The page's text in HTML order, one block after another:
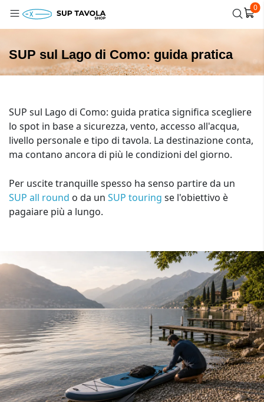
0
SUP sul Lago di Como: guida pratica
SUP sul Lago di Como: guida pratica significa scegliere
lo spot in base a sicurezza, vento, accesso all'acqua,
livello personale e tipo di tavola. La destinazione conta,
ma contano ancora di più le condizioni del giorno.
Per uscite tranquille spesso ha senso partire da un
SUP all round o da un SUP touring se l'obiettivo è
pagaiare più a lungo.